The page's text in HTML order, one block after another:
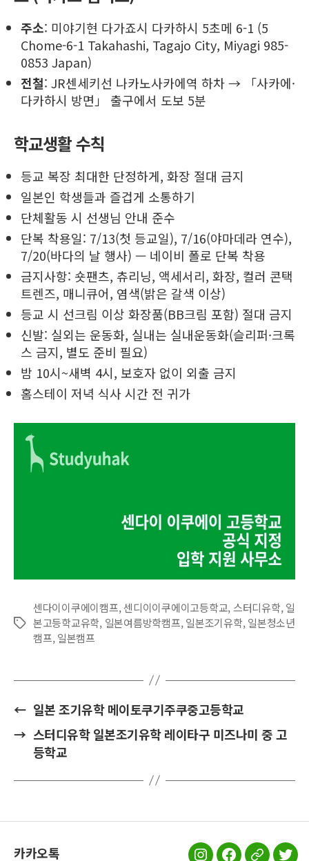
주소: 미야기현 다가죠시 다카하시 5초메 6-1 (5
Chome-6-1 Takahashi, Tagajo City, Miyagi 985-
0853 Japan)
전철: JR센세키선 나카노사카에역 하차 → 「사카에·
다카하시 방면」 출구에서 도보 5분
학교생활 수칙
등교 복장 최대한 단정하게, 화장 절대 금지
일본인 학생들과 즐겁게 소통하기
단체활동 시 선생님 안내 준수
단복 착용일: 7/13(첫 등교일), 7/16(야마데라 연수),
7/20(바다의 날 행사) — 네이비 폴로 단복 착용
금지사항: 숏팬츠, 츄리닝, 액세서리, 화장, 컬러 콘택
트렌즈, 매니큐어, 염색(밝은 갈색 이상)
등교 시 선크림 이상 화장품(BB크림 포함) 절대 금지
신발: 실외는 운동화, 실내는 실내운동화(슬리퍼·크록
스 금지, 별도 준비 필요)
밤 10시~새벽 4시, 보호자 없이 외출 금지
홈스테이 저녁 식사 시간 전 귀가
Tags
센다이이쿠에이캠프, 센디이이쿠에이고등학교, 스터디유학, 일
본고등학교유학, 일본여름방학캠프, 일본조기유학, 일본청소년
캠프, 일본캠프
← 일본 조기유학 메이토쿠기주쿠중고등학교
→ 스터디유학 일본조기유학 레이타구 미즈나미 중 고
등학교
카카오톡